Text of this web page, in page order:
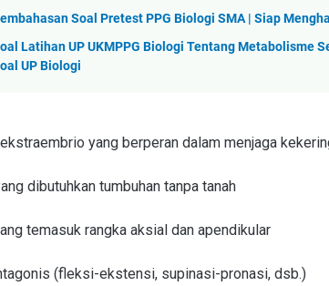
Soal Pretest PPG Biologi SMA | Siap
Latihan UP UKMPPG Biologi Tentang Metabolisme
UP Biologi
yang berperan dalam menjaga
dibutuhkan tumbuhan tanpa tanah
temasuk rangka aksial dan apendikular
(fleksi-ekstensi, supinasi-pronasi, dsb.)